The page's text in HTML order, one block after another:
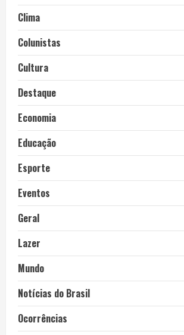
Clima
Colunistas
Cultura
Destaque
Economia
Educação
Esporte
Eventos
Geral
Lazer
Mundo
Notícias do Brasil
Ocorrências